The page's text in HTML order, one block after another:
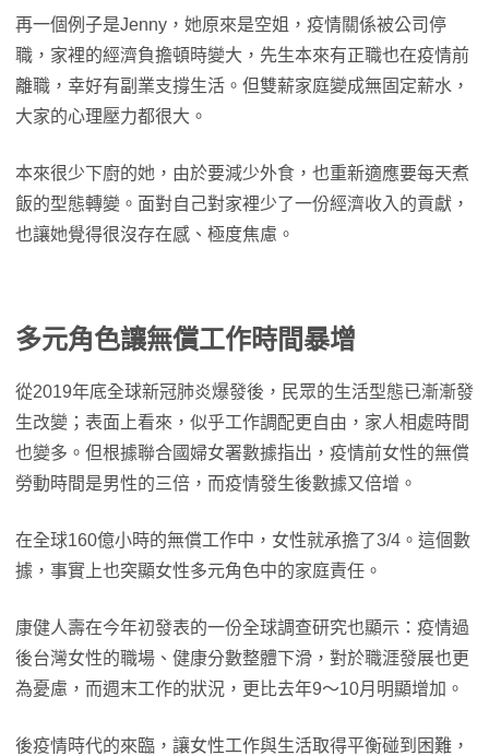
再一個例子是Jenny，她原來是空姐，疫情關係被公司停
職，家裡的經濟負擔頓時變大，先生本來有正職也在疫情前
離職，幸好有副業支撐生活。但雙薪家庭變成無固定薪水，
大家的心理壓力都很大。
本來很少下廚的她，由於要減少外食，也重新適應要每天煮
飯的型態轉變。面對自己對家裡少了一份經濟收入的貢獻，
也讓她覺得很沒存在感、極度焦慮。
多元角色讓無償工作時間暴增
從2019年底全球新冠肺炎爆發後，民眾的生活型態已漸漸發
生改變；表面上看來，似乎工作調配更自由，家人相處時間
也變多。但根據聯合國婦女署數據指出，疫情前女性的無償
勞動時間是男性的三倍，而疫情發生後數據又倍增。
在全球160億小時的無償工作中，女性就承擔了3/4。這個數
據，事實上也突顯女性多元角色中的家庭責任。
康健人壽在今年初發表的一份全球調查研究也顯示：疫情過
後台灣女性的職場、健康分數整體下滑，對於職涯發展也更
為憂慮，而週末工作的狀況，更比去年9～10月明顯增加。
後疫情時代的來臨，讓女性工作與生活取得平衡碰到困難，